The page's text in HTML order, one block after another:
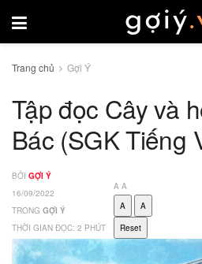
Trang chủ Gợi Ý
Tập đọc Cây và
Bác (SGK Tiếng
BỞI GỢI Ý
16/09/2022
TRONG GỢI Ý
THỜI GIAN ĐỌC: 2 PHÚT
A A
A
A
Reset